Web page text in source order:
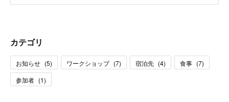
カテゴリ
お知らせ (5) ワークショップ (7) 宿泊先 (4) 食事 (7)
参加者 (1)